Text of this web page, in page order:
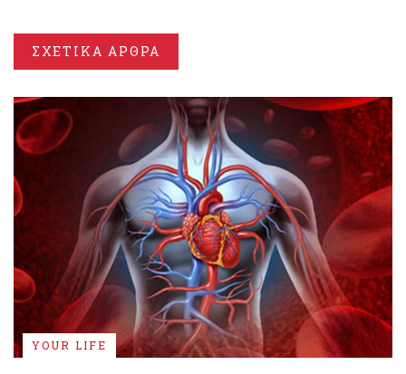
ΣΧΕΤΙΚΑ ΑΡΘΡΑ
YOUR LIFE